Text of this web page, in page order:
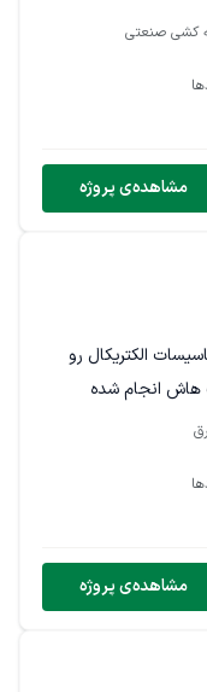
کشی صنعتی
مشاهده‌ی پروژه
الکتریکال رو
هاش انجام شده
مشاهده‌ی پروژه